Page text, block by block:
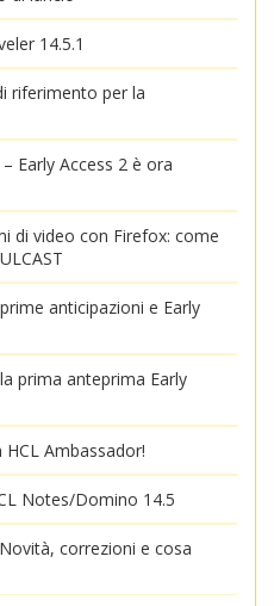
14.5.1
riferimento per la
Early Access 2 è ora
di video con Firefox: come
anticipazioni e Early
prima anteprima Early
Ambassador!
Notes/Domino 14.5
correzioni e cosa